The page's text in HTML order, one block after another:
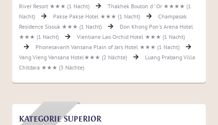
River Resort ★★★ (1 Nacht)
Thakhek Bouton d ' Or ★★★★ (1
Nacht)
Pakse Pakse Hotel ★★★ (1 Nacht)
Champasak
Residence Sisouk ★★★ (1 Nacht)
Don Khong Pon's Arena Hotel
★★★ (1 Nacht)
Vientiane Lao Orchid Hotel ★★★ (1 Nacht)
Phonesavanh Vansana Plain of Jars Hotel ★★★ (1 Nacht)
Vang Vieng Vansana Hotel★★★ (2 Nächte)
Luang Prabang Villa
Chitdara ★★★ (3 Nächte)
KATEGORIE SUPERIOR